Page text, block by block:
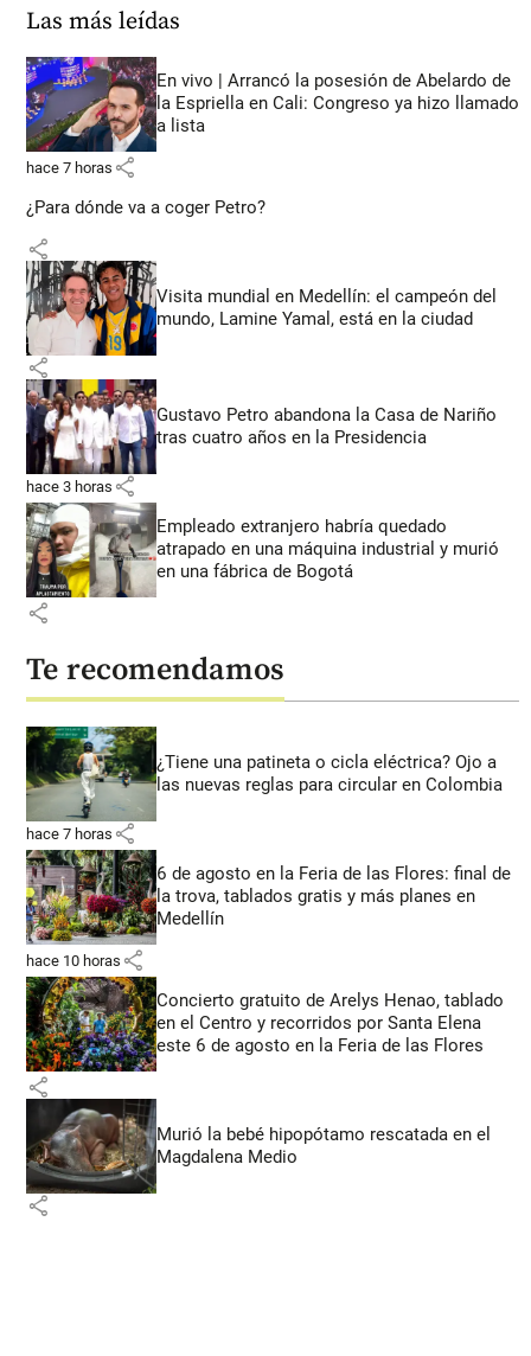
Las más leídas
En vivo | Arrancó la posesión de Abelardo de
la Espriella en Cali: Congreso ya hizo llamado
a lista
hace 7 horas share
¿Para dónde va a coger Petro?
share
Visita mundial en Medellín: el campeón del
mundo, Lamine Yamal, está en la ciudad
share
Gustavo Petro abandona la Casa de Nariño
tras cuatro años en la Presidencia
hace 3 horas share
Empleado extranjero habría quedado
atrapado en una máquina industrial y murió
en una fábrica de Bogotá
share
Te recomendamos
¿Tiene una patineta o cicla eléctrica? Ojo a
las nuevas reglas para circular en Colombia
hace 7 horas share
6 de agosto en la Feria de las Flores: final de
la trova, tablados gratis y más planes en
Medellín
hace 10 horas share
Concierto gratuito de Arelys Henao, tablado
en el Centro y recorridos por Santa Elena
este 6 de agosto en la Feria de las Flores
share
Murió la bebé hipopótamo rescatada en el
Magdalena Medio
share